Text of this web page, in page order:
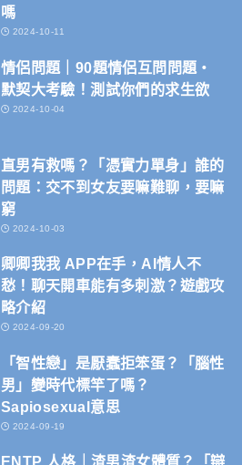
嗎
2024-10-11
情侶問題｜90題情侶互問問題・
默契大考驗！測試你們的求生欲
2024-10-04
直男有救嗎？「憑實力單身」誰的
問題：交不到女友要嘛難聊，要嘛
窮
2024-10-03
卿卿我我 APP在手，AI情人不
愁！聊天開車能有多刺激？遊戲攻
略介紹
2024-09-20
「智性戀」是厭蠢拒笨蛋？「腦性
男」變時代標竿了嗎？
Sapiosexual意思
2024-09-19
ENTP 人格｜渣男渣女體質？「辯